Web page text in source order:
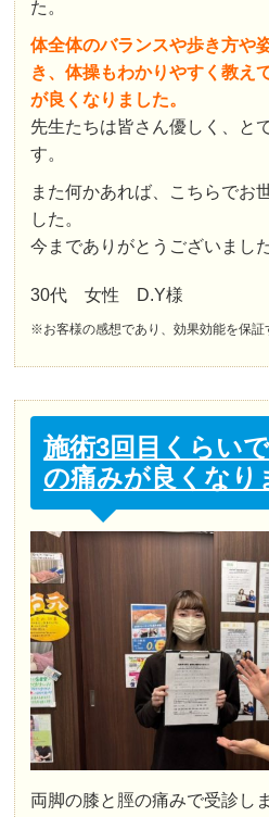
た。
体全体のバランスや歩き方や
き、体操もわかりやすく教え
が良くなりました。
先生たちは皆さん優しく、と
す。
また何かあれば、こちらでお
した。
今までありがとうございまし
30代 女性 D.Y様
※お客様の感想であり、効果効能を保証
施術3回目くらい
の痛みが良くなり
両脚の膝と脛の痛みで受診し